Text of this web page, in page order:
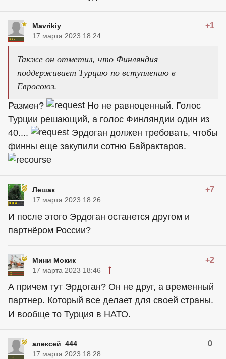
Mavrikiy +1
17 марта 2023 18:24
Также он отметил, что Финляндия
поддерживает Турцию по вступлению в
Евросоюз.
Размен?
Но не равноценный. Голос
Турции решающий, а голос Финляндии один из
40....
Эрдоган должен требовать, чтобы
финны еще закупили сотню Байрактаров.
Лешак +7
17 марта 2023 18:26
И после этого Эрдоган останется другом и
партнёром России?
Мини Мокик +2
17 марта 2023 18:46
А причем тут Эрдоган? Он не друг, а временный
партнер. Который все делает для своей страны.
И вообще то Турция в НАТО.
алексей_444 0
17 марта 2023 18:28